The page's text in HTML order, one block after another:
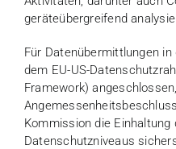
geräteübergreifend
Für Datenübermittlungen
dem EU-US-
Framework)
Kommission die Einhaltung
Datenschutzniveaus